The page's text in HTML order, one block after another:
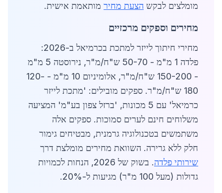
מומלצים לבקש הצעת מחיר מותאמת אישית.
מחירים וספקים מרכזיים
מחירי חיתוך לייזר למתכת בכרמיאל ב-2026:
פלדה 1 מ"מ - 50-70 ש"ח/מ"ר, נירוסטה 5 מ"מ
- 150-200 ש"ח/מ"ר, אלומיניום 10 מ"מ - 120-
180 ש"ח/מ"ר. ספקים מובילים: 'מתכת לייזר
כרמיאל' עם 5 מכונות, 'ברזל צפון בע"מ' המציעה
משלוחים חינם לערים סמוכות. ספקים אלה
משתמשים בטכנולוגיה גרמנית, מבטיחים גימור
חלק ללא גרירה. השוואת מחירים מומלצת דרך
שירותי פלדה
. בשוק של 2026, הנחות לכמויות
גדולות (מעל 100 מ"ר) מגיעות ל-20%.